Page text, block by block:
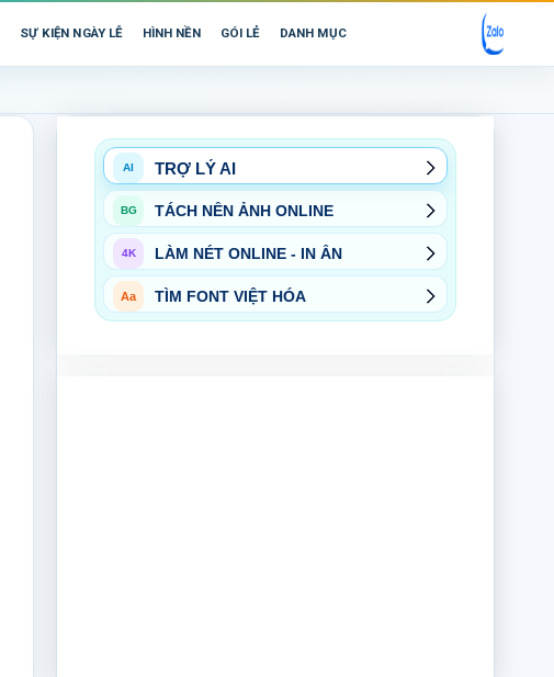
SỰ KIỆN NGÀY LỄ HÌNH NỀN GÓI LẺ DANH MỤC
AI TRỢ LÝ AI
BG TÁCH NỀN ẢNH ONLINE
4K LÀM NÉT ONLINE - IN ẤN
Aa TÌM FONT VIỆT HÓA